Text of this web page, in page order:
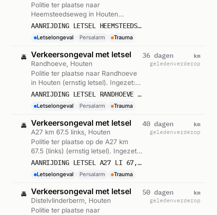
Politie ter plaatse naar
Heemsteedseweg in Houten
(ernstig letsel). Ingezet: Persalarm.AANRIJDING LETSEL HEEMSTEEDSEWEG HOUTEN
Letselongeval Persalarm Trauma
🚔 Verkeersongeval met letsel
Randhoeve, Houten
Politie ter plaatse naar Randhoeve
in Houten (ernstig letsel). Ingezet:
Persalarm. Gemeld om 16:01.
AANRIJDING LETSEL RANDHOEVE HOUTEN
Letselongeval Persalarm Trauma
36 dagen
geleden
km
verderop
🚔 Verkeersongeval met letsel
A27 km 67.5 links, Houten
Politie ter plaatse op de A27 km
67.5 (links) (ernstig letsel). Ingezet:
Persalarm. Gemeld om 14:41.
AANRIJDING LETSEL A27 LI 67,5 HOUTEN
Letselongeval Persalarm Trauma
40 dagen
geleden
km
verderop
🚔 Verkeersongeval met letsel
Distelvlinderberm, Houten
Politie ter plaatse naar
50 dagen
geleden
km
verderop